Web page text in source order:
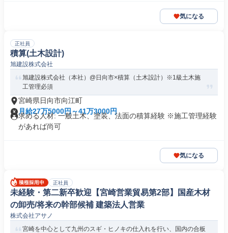
気になる
正社員
積算(土木設計)
旭建設株式会社
旭建設株式会社（本社）@日向市×積算（土木設計）※1級土木施
工管理必須
宮崎県日向市向江町
月給27万5000円～41万3000円
求める人材: 一般土木、塗装、法面の積算経験 ※施工管理経験
があれば尚可
気になる
正社員
未経験・第二新卒歓迎【宮崎営業貿易第2部】国産木材
の卸売/将来の幹部候補 建築法人営業
株式会社アサノ
宮崎を中心として九州のスギ・ヒノキの仕入れを行い、国内の合板